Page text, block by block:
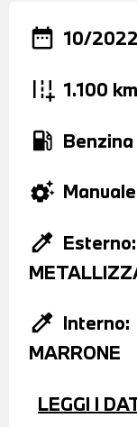
date_range 10/2022
add_road 1.100 km
local_gas_station Benzina
settings_suggest Manuale
colorize Esterno:
colorize Interno:
MARRONE
LEGGI I